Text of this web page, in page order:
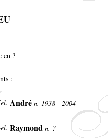
en ?
:
. André n. 1938 - 2004
. Raymond n. ?